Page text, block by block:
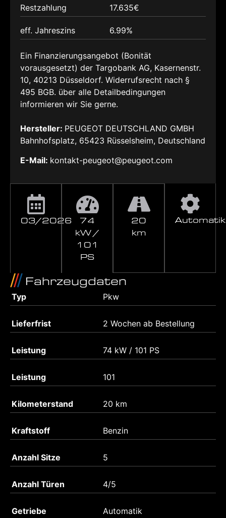
03/2026
74
kW /
101
PS
20
km
Automatik
Fahrzeugdaten
Typ Pkw
Lieferfrist 2 Wochen ab Bestellung
Leistung 74 kW / 101 PS
Leistung 101
Kilometerstand 20 km
Kraftstoff Benzin
Anzahl Sitze 5
Anzahl Türen 4/5
Getriebe Automatik
Restzahlung 17.635€
eff. Jahreszins 6.99%
Ein Finanzierungsangebot (Bonität
vorausgesetzt) der Targobank AG, Kasernenstr.
10, 40213 Düsseldorf. Widerrufsrecht nach §
495 BGB. über alle Detailbedingungen
informieren wir Sie gerne.
Hersteller: PEUGEOT DEUTSCHLAND GMBH
Bahnhofsplatz, 65423 Rüsselsheim, Deutschland
E-Mail: kontakt-peugeot@peugeot.com